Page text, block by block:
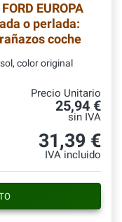
EUROPA
o perlada:
coche
color original
Precio Unitario
25,94 €
sin IVA
31,39 €
IVA incluido